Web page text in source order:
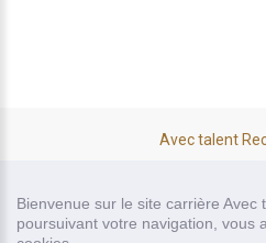
Bienvenue sur le site carrière Avec
poursuivant votre navigation, vous
Avec talent
site carrière
Recrutor, logiciel